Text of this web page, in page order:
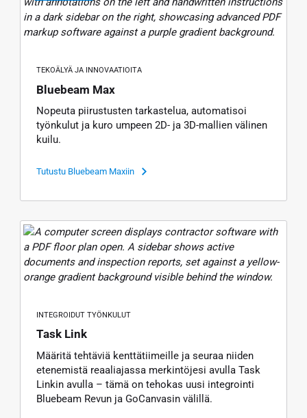
TEKOÄLYÄ JA INNOVAATIOITA
Bluebeam Max
Nopeuta piirustusten tarkastelua, automatisoi
työnkulut ja kuro umpeen 2D- ja 3D-mallien välinen
kuilu.
Tutustu Bluebeam Maxiin
INTEGROIDUT TYÖNKULUT
Task Link
Määritä tehtäviä kenttätiimeille ja seuraa niiden
etenemistä reaaliajassa merkintöjesi avulla Task
Linkin avulla – tämä on tehokas uusi integrointi
Bluebeam Revun ja GoCanvasin välillä.